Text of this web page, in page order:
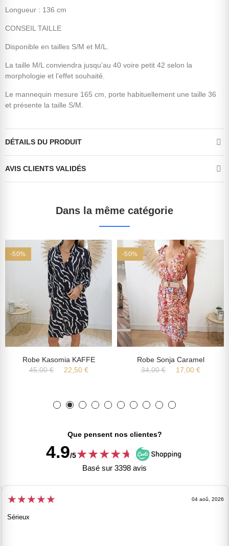
Longueur : 136 cm
CONSEIL TAILLE
Disponible en tailles S/M et M/L.
La taille M/L conviendra jusqu’au 40 voire petit 42 selon la
morphologie et l’effet souhaité.
Le mannequin mesure 165 cm, porte habituellement une taille 36
et présente la taille S/M.
DÉTAILS DU PRODUIT
AVIS CLIENTS VALIDÉS
Dans la même catégorie
-50%
Robe Kasomia KAFFE
45,00 €
22,50 €
-50%
Robe Sonja Caramel
34,00 €
17,00 €
Que pensent nos clientes?
4.9/5★★★★★
★
Basé sur 3398 avis
★★★★★ 04 aoû, 2026
Sérieux